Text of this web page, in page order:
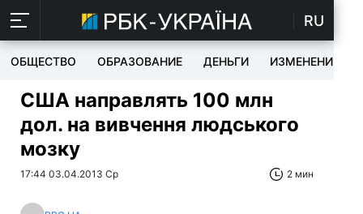
RU
ОБЩЕСТВО ОБРАЗОВАНИЕ ДЕНЬГИ ИЗМЕНЕНИЯ
США направлять 100 млн
дол. на вивчення людського
мозку
17:44 03.04.2013 Ср 2 мин